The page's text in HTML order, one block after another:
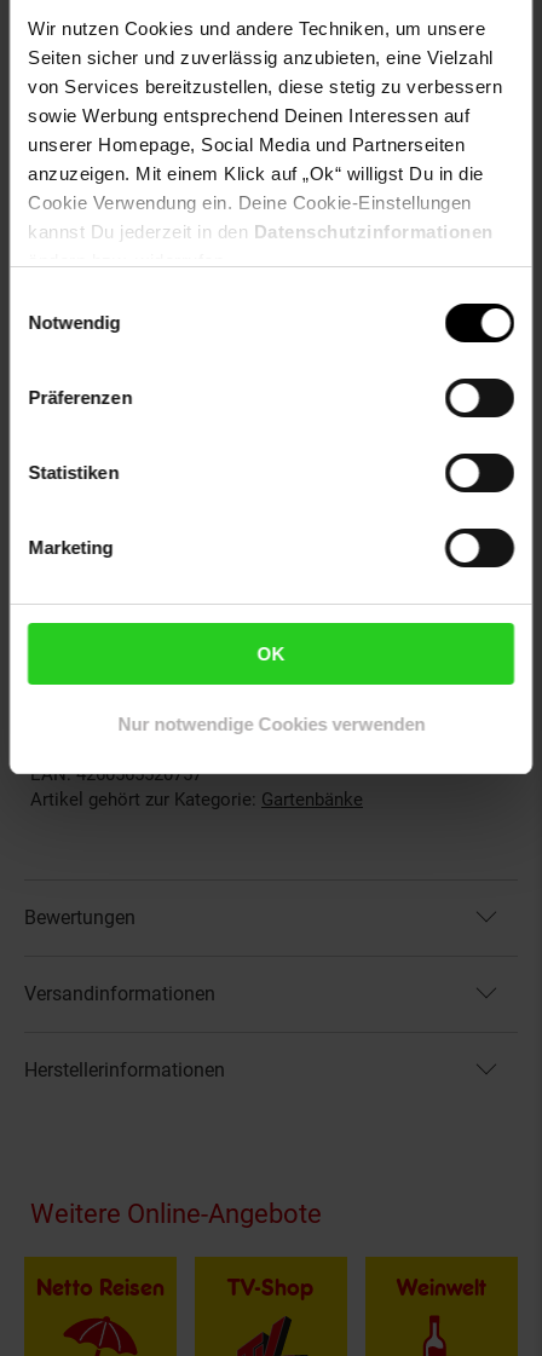
Wir nutzen Cookies und andere Techniken, um unsere
Seiten sicher und zuverlässig anzubieten, eine Vielzahl
von Services bereitzustellen, diese stetig zu verbessern
sowie Werbung entsprechend Deinen Interessen auf
unserer Homepage, Social Media und Partnerseiten
anzuzeigen. Mit einem Klick auf „Ok“ willigst Du in die
Cookie Verwendung ein. Deine Cookie-Einstellungen
kannst Du jederzeit in den Datenschutzinformationen
Notwendig
Präferenzen
Statistiken
Marketing
OK
Nur notwendige Cookies verwenden
Material: lackiertes Tannenholz, pulverbeschichtetes
Gusseisen
Material Rosen-Deko-Element: Kunststoff
Abmessungen (ca.-Angaben):
Länge: 122 cm
Breite: 54 cm
Höhe: 73 cm
Texte und Bilder auf dieser Website können KI-
1 × Gartenbank
Das Produkt wird gut verpackt als Bausatz zur
Selbstmontage per Paketdienst geliefert.
EAN: 4260565520757
Artikel gehört zur Kategorie: Gartenbänke
Bewertungen
Versandinformationen
Herstellerinformationen
Fußzeile
Weitere Online-Angebote
Netto Reisen TV-Shop Weinwelt